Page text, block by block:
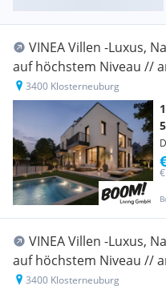
VINEA Villen -Luxus,
auf höchstem Niveau //
Stiftes Klosterneuburg!!
3400 Klosterneuburg
5
VINEA Villen -Luxus,
auf höchstem Niveau //
Stiftes Klosterneuburg!!
3400 Klosterneuburg